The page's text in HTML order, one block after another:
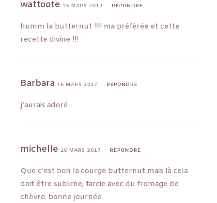
wattoote 15 MARS 2017 RÉPONDRE
humm la butternut !!!! ma préférée et cette
recette divine !!!
Barbara 16 MARS 2017 RÉPONDRE
j’aurais adoré
michelle 16 MARS 2017 RÉPONDRE
Que c’est bon la courge butternut mais là cela
doit être sublime, farcie avec du fromage de
chèvre. bonne journée